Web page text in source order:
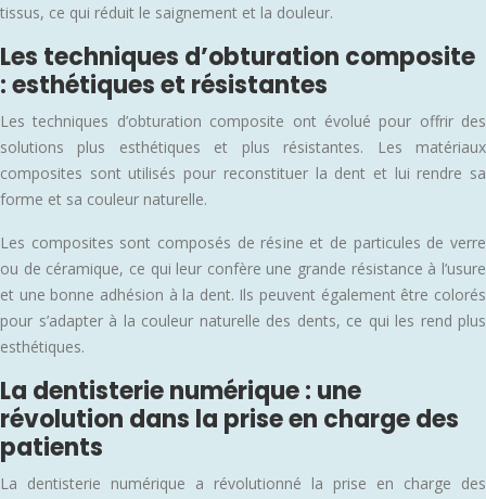
tissus, ce qui réduit le saignement et la douleur.
Les techniques d’obturation composite
: esthétiques et résistantes
Les techniques d’obturation composite ont évolué pour offrir des
solutions plus esthétiques et plus résistantes. Les matériaux
composites sont utilisés pour reconstituer la dent et lui rendre sa
forme et sa couleur naturelle.
Les composites sont composés de résine et de particules de verre
ou de céramique, ce qui leur confère une grande résistance à l’usure
et une bonne adhésion à la dent. Ils peuvent également être colorés
pour s’adapter à la couleur naturelle des dents, ce qui les rend plus
esthétiques.
La dentisterie numérique : une
révolution dans la prise en charge des
patients
La dentisterie numérique a révolutionné la prise en charge des